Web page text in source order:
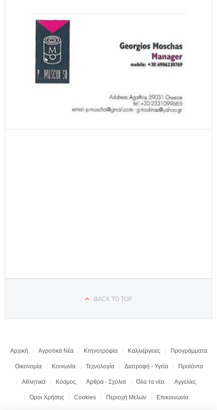
BACK TO TOP
Αρχική Αγροτικά Νέα Κτηνοτροφία Καλλιέργειες Προγράμματα
Οικονομία Κοινωνία Τεχνολογία Διατροφή - Υγεία Προϊόντα
Αθλητικά Κόσμος Άρθρα - Σχόλια Όλα τα νέα Αγγελίες
Όροι Χρήσης Cookies Περιοχή Μελών Επικοινωνία